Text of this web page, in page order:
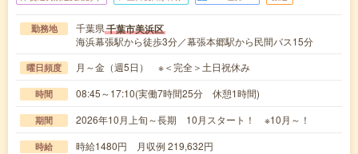
勤務地 千葉県千葉市美浜区
海浜幕張駅から徒歩3分／幕張本郷駅から民間バス15分
曜日頻度 月～金（週5日） ※＜完全＞土日祝休み
時間 08:45～17:10(実働7時間25分 休憩1時間)
期間 2026年10月上旬～長期 10月スタート！ ※10月～！
時給 時給1480円 月収例 219,632円